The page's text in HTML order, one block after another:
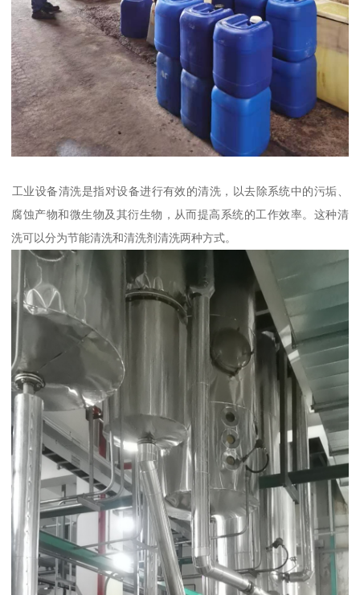
‌工业设备清洗‌是指对设备进行有效的清洗，以去除系统中的污垢、
腐蚀产物和微生物及其衍生物，从而提高系统的工作效率。这种清
洗可以分为节能清洗和清洗剂清洗两种方式。‌